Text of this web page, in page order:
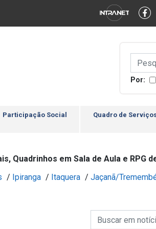
Alternar Alto Contraste
Campo de
Por:
Participação Social Quadro de
Quadrinhos em Sala de Aula e RPG
/ Ipiranga / Itaquera / Jaçanã/
Campo de
Campo de